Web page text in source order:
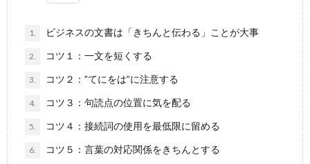
1. ビジネスの文書は「きちんと伝わる」ことが大事
2. コツ１：一文を短くする
3. コツ２：”てにをは”に注意する
4. コツ３：句読点の位置に気を配る
5. コツ４：接続詞の使用を最低限に留める
6. コツ５：言葉の対応関係をきちんとする